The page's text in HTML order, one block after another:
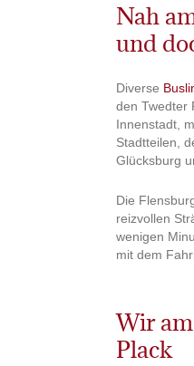
Nah
und
Diverse
den Twedter
Innenstadt,
Stadtteilen,
Glücksburg
Die
reizvollen
wenigen
mit dem
Wir
Plack